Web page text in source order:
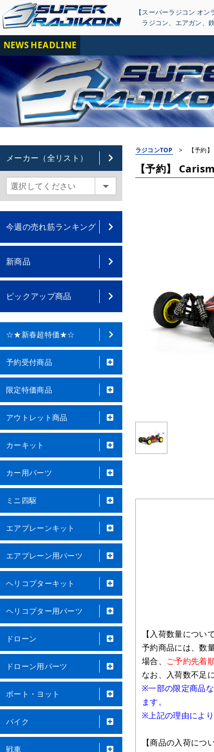
【スーパーラジコン オン
ラジコン、 エアガン、
NEWS HEADLINE 【
メーカー（全リスト）
今週の売れ筋ランキング
新商品
ピックアップ商品
☆★新春超特価★☆
予約受付商品
限定特価商品
アウトレット商品
カーキット
カー用パーツ
ミニ四駆
エアプレーンキット
エアプレーン用パーツ
ヘリコプターキット
ヘリコプター用パーツ
ドローン
ドローン用パーツ
ボート・ヨット
バイク
戦車
ラジコンTOP > 【予約
【予約】
【入荷数量について
予約商品には、数
場合、 ご予約先着
なお、入荷数不足
※一部の限定商品
ます。
※上記の理由によ
【商品の入荷につ